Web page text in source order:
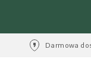
Darmowa